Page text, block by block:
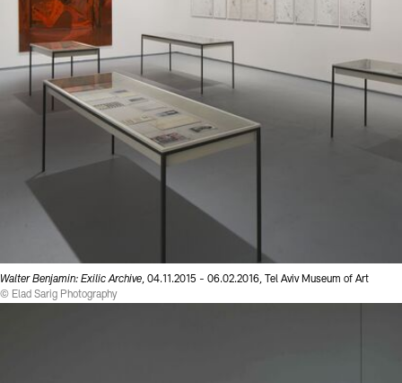
Walter Benjamin: Exilic Archive, 04.11.2015 - 06.02.2016, Tel Aviv Museum of Art
© Elad Sarig Photography